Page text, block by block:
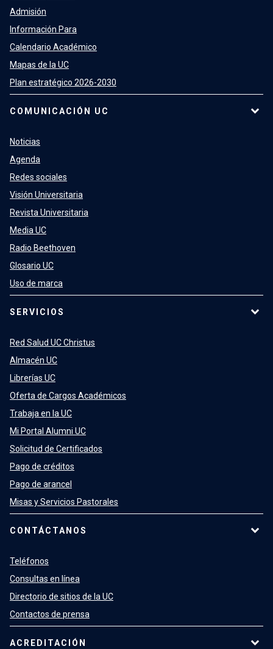
Admisión
Información Para
Calendario Académico
Mapas de la UC
Plan estratégico 2026-2030
COMUNICACIÓN UC
Noticias
Agenda
Redes sociales
Visión Universitaria
Revista Universitaria
Media UC
Radio Beethoven
Glosario UC
Uso de marca
SERVICIOS
Red Salud UC Christus
Almacén UC
Librerías UC
Oferta de Cargos Académicos
Trabaja en la UC
Mi Portal Alumni UC
Solicitud de Certificados
Pago de créditos
Pago de arancel
Misas y Servicios Pastorales
CONTÁCTANOS
Teléfonos
Consultas en línea
Directorio de sitios de la UC
Contactos de prensa
ACREDITACIÓN